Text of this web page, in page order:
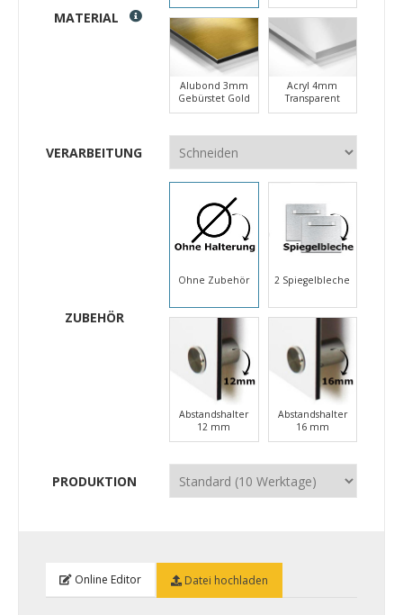
MATERIAL
Alubond 3mm
Gebürstet Gold
Acryl 4mm
Transparent
VERARBEITUNG
ZUBEHÖR
Ohne Zubehör 2 Spiegelbleche
Abstandshalter
12 mm
Abstandshalter
16 mm
PRODUKTION
Online Editor Datei hochladen